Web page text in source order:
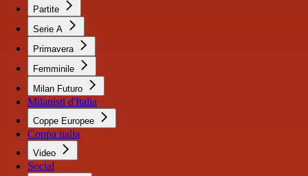
Partite
Serie A
Primavera
Femminile
Milan Futuro
Milanisti d'Italia
Coppe Europee
Coppa italia
Video
Social